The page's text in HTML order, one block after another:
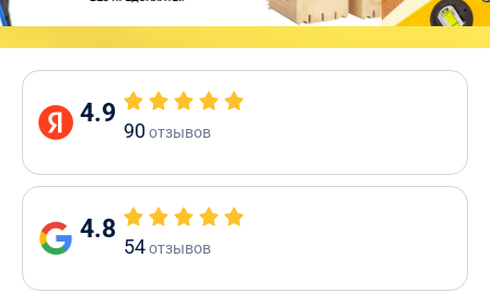
4.9
90отзывов
4.8
54отзывов